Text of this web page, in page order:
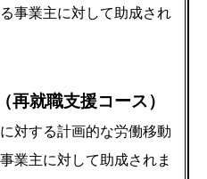
事業主に対して助成され
就職支援コース）
対する計画的な労働移動
業主に対して助成されま